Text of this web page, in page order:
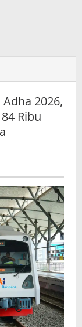
2026,
Ribu